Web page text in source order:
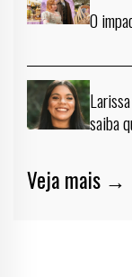
O
saiba
Veja mais →